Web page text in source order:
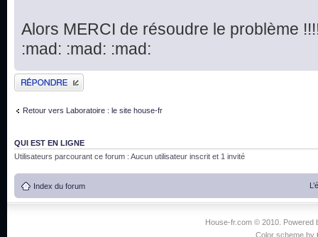
Alors MERCI de résoudre le problème
:mad: :mad: :mad:
Publier une réponse
Retour vers Laboratoire : le site house-fr
QUI EST EN LIGNE
Utilisateurs parcourant ce forum : Aucun utilisateur inscrit et 1 invité
Index du forum
House-fr.com © 2010. Powered
Color scheme by